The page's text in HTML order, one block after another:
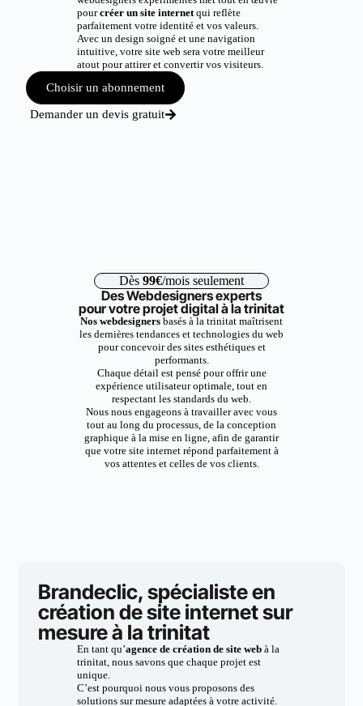
pourcréer un site internetqui reflète
parfaitement votre identité et vos valeurs.
Avec un design soigné et une navigation
intuitive, votre site web sera votre meilleur
atout pour attirer et convertir vos visiteurs.
Choisir un abonnement
Demander un devis gratuit
Dès 99€/mois seulement
Des Webdesigners experts
pour votre projet digital à la trinitat
Nos webdesigners basés à la trinitat maîtrisent
les dernières tendances et technologies du web
pour concevoir des sites esthétiques et
performants.
Chaque détail est pensé pour offrir une
expérience utilisateur optimale, tout en
respectant les standards du web.
Nous nous engageons à travailler avec vous
tout au long du processus, de la conception
graphique à la mise en ligne, afin de garantir
que votre site internet répond parfaitement à
vos attentes et celles de vos clients.
Brandeclic, spécialiste en
création de site internet sur
mesure à la trinitat
En tant qu’agence de création de site webà la
trinitat, nous savons que chaque projet est
unique.
C’est pourquoi nous vous proposons des
solutions sur mesure adaptées à votre activité.